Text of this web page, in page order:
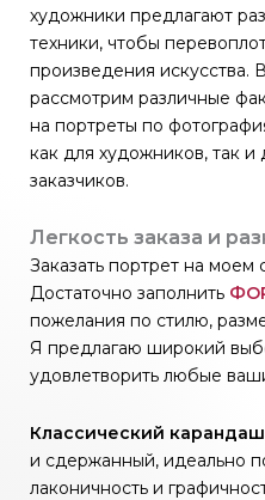
художники предлагают
техники, чтобы
произведения искусства.
рассмотрим различные
на портреты по
как для художников, так и
заказчиков.
Легкость заказа и
Заказать портрет на моем
Достаточно заполнить
пожелания по стилю,
Я предлагаю широкий
удовлетворить любые
Классический
и сдержанный, идеально
лаконичность и